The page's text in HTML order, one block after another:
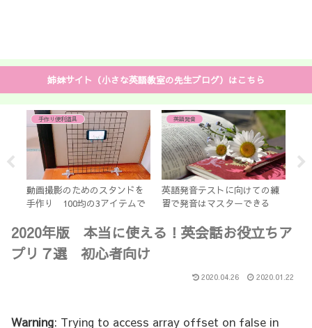
姉妹サイト（小さな英語教室の先生ブログ）はこちら
手作り便利道具
動画撮影のためのスタンドを
手作り 100均の3アイテムで
放送
英語発音
英語発音テストに向けての練
習で発音はマスターできる
ッ
2020年版 本当に使える！英会話お役立ちア
プリ７選 初心者向け
2020.04.26 2020.01.22
Warning: Trying to access array offset on false in